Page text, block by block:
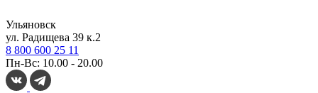
Ульяновск
ул. Радищева 39 к.2
8 800 600 25 11
Пн-Вс: 10.00 - 20.00